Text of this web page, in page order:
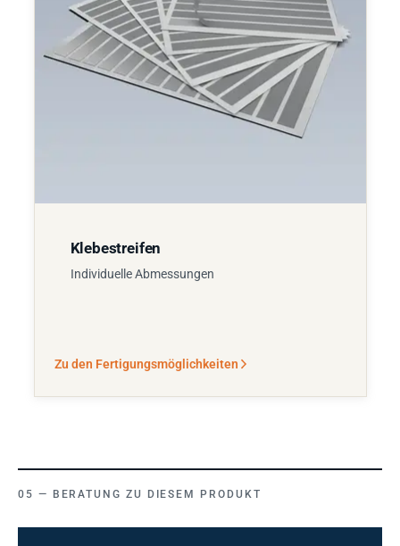
Klebestreifen
Individuelle Abmessungen
Zu den Fertigungsmöglichkeiten
BERATUNG ZU DIESEM PRODUKT